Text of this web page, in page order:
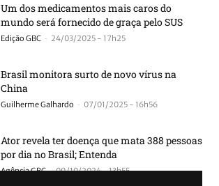
Um dos medicamentos mais caros do
mundo será fornecido de graça pelo SUS
Edição GBC - 24/03/2025 - 17h25
Brasil monitora surto de novo vírus na
China
Guilherme Galhardo - 07/01/2025 - 16h56
Ator revela ter doença que mata 388 pessoas
por dia no Brasil; Entenda
Agência GBC - 09/10/2024 - 13h55